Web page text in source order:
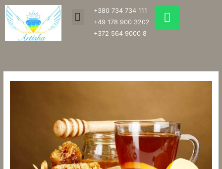
Перейти
содержимому
Menu
+380 734 734 111
+49 178 900 3202
+372 564 9000 8
W
h
a
p